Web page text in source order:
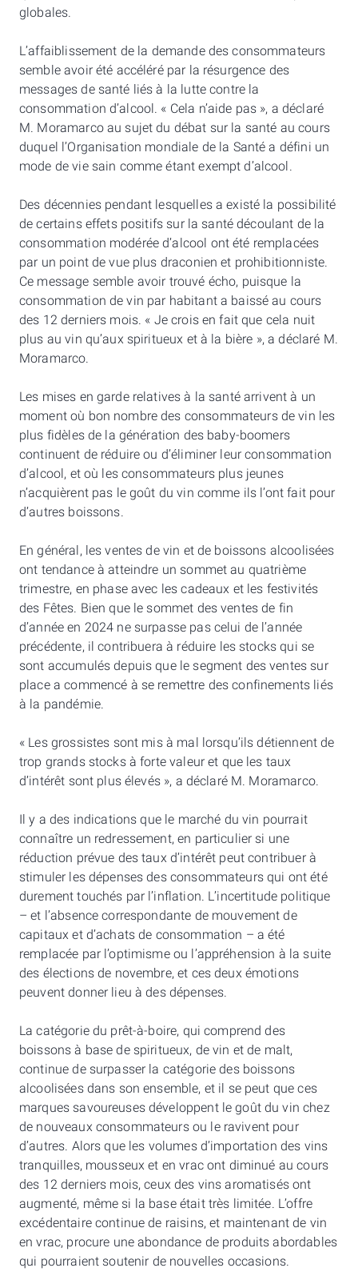
globales.
L’affaiblissement de la demande des consommateurs
semble avoir été accéléré par la résurgence des
messages de santé liés à la lutte contre la
consommation d’alcool. « Cela n’aide pas », a déclaré
M. Moramarco au sujet du débat sur la santé au cours
duquel l’Organisation mondiale de la Santé a défini un
mode de vie sain comme étant exempt d’alcool.
Des décennies pendant lesquelles a existé la possibilité
de certains effets positifs sur la santé découlant de la
consommation modérée d’alcool ont été remplacées
par un point de vue plus draconien et prohibitionniste.
Ce message semble avoir trouvé écho, puisque la
consommation de vin par habitant a baissé au cours
des 12 derniers mois. « Je crois en fait que cela nuit
plus au vin qu’aux spiritueux et à la bière », a déclaré M.
Moramarco.
Les mises en garde relatives à la santé arrivent à un
moment où bon nombre des consommateurs de vin les
plus fidèles de la génération des baby-boomers
continuent de réduire ou d’éliminer leur consommation
d’alcool, et où les consommateurs plus jeunes
n’acquièrent pas le goût du vin comme ils l’ont fait pour
d’autres boissons.
En général, les ventes de vin et de boissons alcoolisées
ont tendance à atteindre un sommet au quatrième
trimestre, en phase avec les cadeaux et les festivités
des Fêtes. Bien que le sommet des ventes de fin
d’année en 2024 ne surpasse pas celui de l’année
précédente, il contribuera à réduire les stocks qui se
sont accumulés depuis que le segment des ventes sur
place a commencé à se remettre des confinements liés
à la pandémie.
« Les grossistes sont mis à mal lorsqu’ils détiennent de
trop grands stocks à forte valeur et que les taux
d’intérêt sont plus élevés », a déclaré M. Moramarco.
Il y a des indications que le marché du vin pourrait
connaître un redressement, en particulier si une
réduction prévue des taux d’intérêt peut contribuer à
stimuler les dépenses des consommateurs qui ont été
durement touchés par l’inflation. L’incertitude politique
– et l’absence correspondante de mouvement de
capitaux et d’achats de consommation – a été
remplacée par l’optimisme ou l’appréhension à la suite
des élections de novembre, et ces deux émotions
peuvent donner lieu à des dépenses.
La catégorie du prêt-à-boire, qui comprend des
boissons à base de spiritueux, de vin et de malt,
continue de surpasser la catégorie des boissons
alcoolisées dans son ensemble, et il se peut que ces
marques savoureuses développent le goût du vin chez
de nouveaux consommateurs ou le ravivent pour
d’autres. Alors que les volumes d’importation des vins
tranquilles, mousseux et en vrac ont diminué au cours
des 12 derniers mois, ceux des vins aromatisés ont
augmenté, même si la base était très limitée. L’offre
excédentaire continue de raisins, et maintenant de vin
en vrac, procure une abondance de produits abordables
qui pourraient soutenir de nouvelles occasions.